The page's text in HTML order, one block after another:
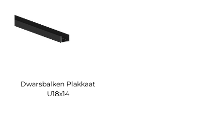
Dwarsbalken Plakkaat
U18x14